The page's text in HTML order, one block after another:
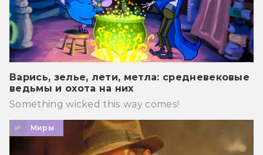
Варись, зелье, лети, метла: средневековые
ведьмы и охота на них
Something wicked this way comes!
Миры